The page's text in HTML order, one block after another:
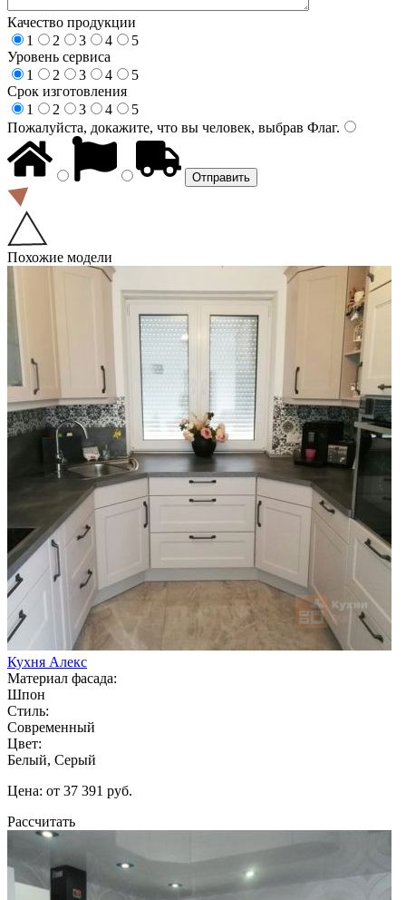
Качество продукции
1
2 3 4
5
Уровень сервиса
1
2 3 4
5
Срок изготовления
1
2 3 4
5
Пожалуйста, докажите, что вы человек, выбрав Флаг.
Похожие модели
Кухня Алекс
Материал фасада:
Шпон
Стиль:
Современный
Цвет:
Белый, Серый
Цена: от 37 391 руб.
Рассчитать